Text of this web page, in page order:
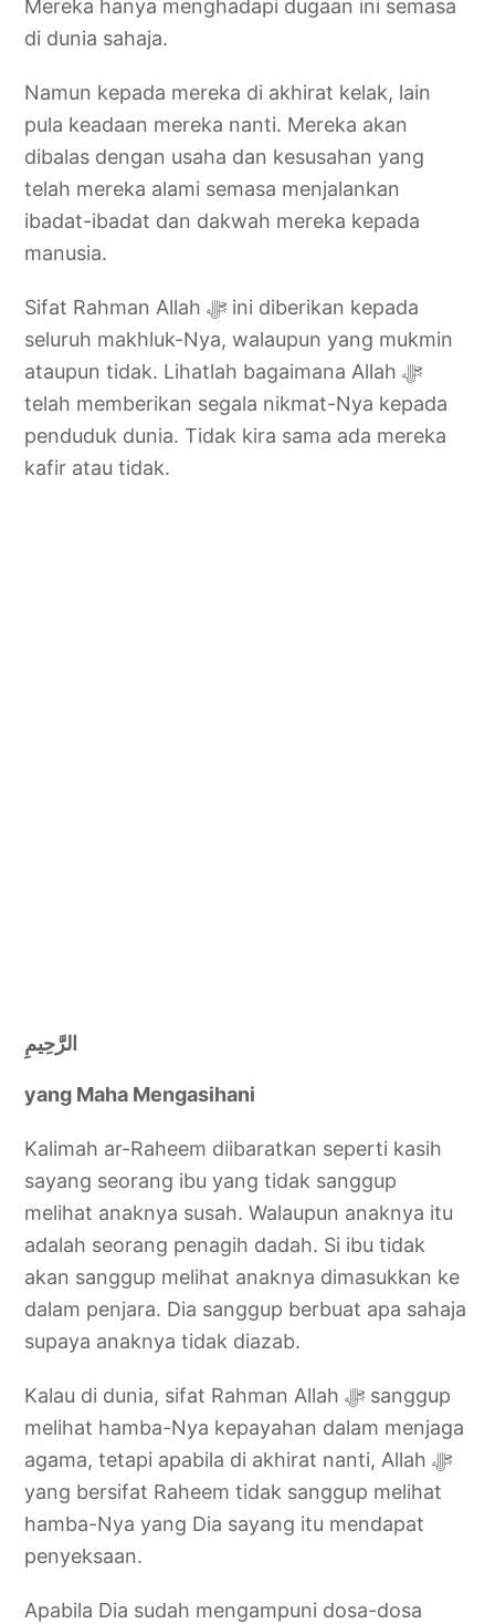
Mereka hanya menghadapi dugaan ini semasa
di dunia sahaja.
Namun kepada mereka di akhirat kelak, lain
pula keadaan mereka nanti. Mereka akan
dibalas dengan usaha dan kesusahan yang
telah mereka alami semasa menjalankan
ibadat-ibadat dan dakwah mereka kepada
manusia.
Sifat Rahman Allah ‎ﷻ ini diberikan kepada
seluruh makhluk-Nya, walaupun yang mukmin
ataupun tidak. Lihatlah bagaimana Allah ‎ﷻ
telah memberikan segala nikmat-Nya kepada
penduduk dunia. Tidak kira sama ada mereka
kafir atau tidak.
الرَّحِيمِ
yang Maha Mengasihani
Kalimah ar-Raheem diibaratkan seperti kasih
sayang seorang ibu yang tidak sanggup
melihat anaknya susah. Walaupun anaknya itu
adalah seorang penagih dadah. Si ibu tidak
akan sanggup melihat anaknya dimasukkan ke
dalam penjara. Dia sanggup berbuat apa sahaja
supaya anaknya tidak diazab.
Kalau di dunia, sifat Rahman Allah ‎ﷻ sanggup
melihat hamba-Nya kepayahan dalam menjaga
agama, tetapi apabila di akhirat nanti, Allah ‎ﷻ
yang bersifat Raheem tidak sanggup melihat
hamba-Nya yang Dia sayang itu mendapat
penyeksaan.
Apabila Dia sudah mengampuni dosa-dosa